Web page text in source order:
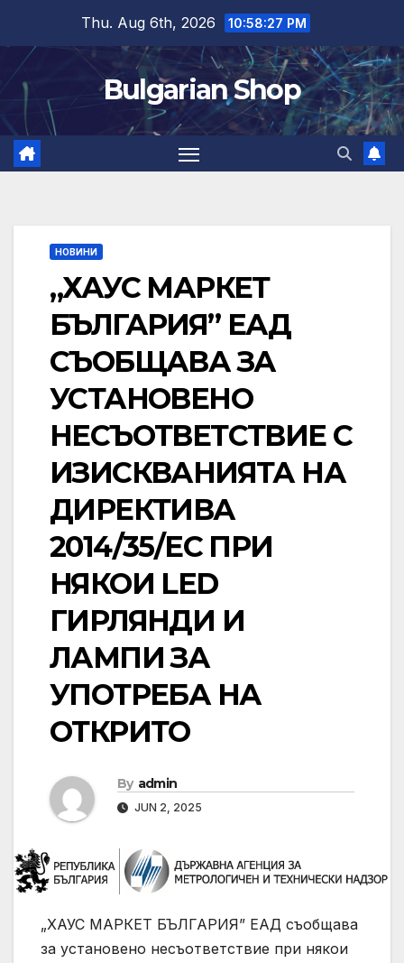
content
Thu. Aug 6th, 2026 10:58:27 PM
Bulgarian Shop
НОВИНИ
„ХАУС МАРКЕТ
БЪЛГАРИЯ” ЕАД
СЪОБЩАВА ЗА
УСТАНОВЕНО
НЕСЪОТВЕТСТВИЕ С
ИЗИСКВАНИЯТА НА
ДИРЕКТИВА
2014/35/EC ПРИ
НЯКОИ LED
ГИРЛЯНДИ И
ЛАМПИ ЗА
УПОТРЕБА НА
ОТКРИТО
By admin
JUN 2, 2025
„ХАУС МАРКЕТ БЪЛГАРИЯ” ЕАД съобщава
за установено несъответствие при някои